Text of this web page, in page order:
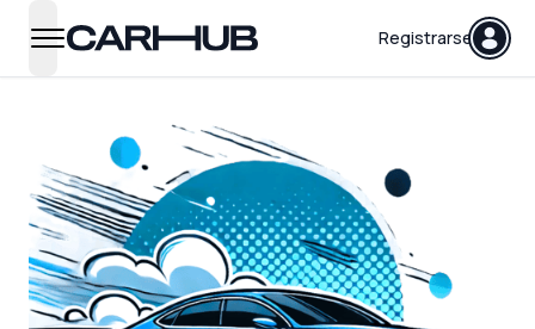
open navigation menu
Carhub Registrarse